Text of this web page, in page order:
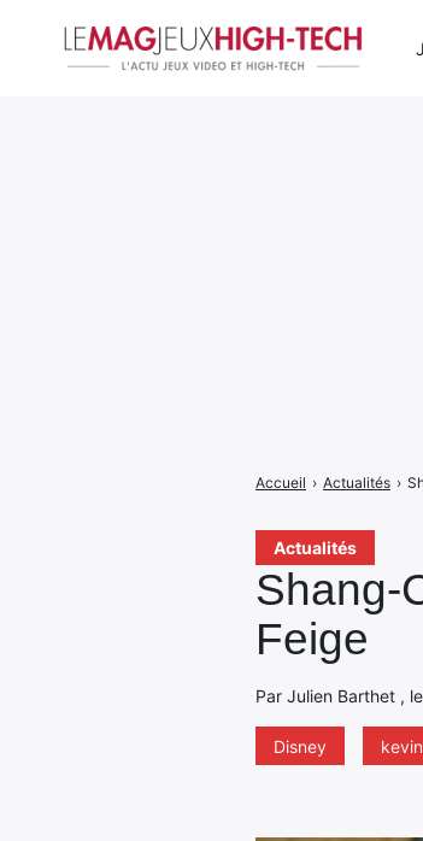
Actualités
Shang-
Feige
Par Julien Barthet ,
Disney
Accueil › Actualités ›